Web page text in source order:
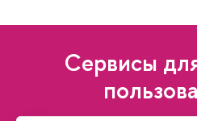
Сервисы